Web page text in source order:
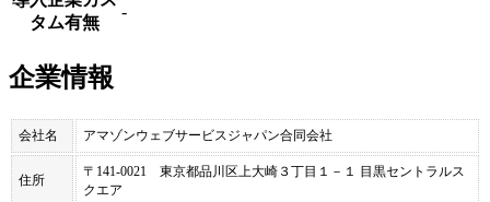
タム有無
-
企業情報
会社名 アマゾンウェブサービスジャパン合同会社
住所
〒141-0021 東京都品川区上大崎３丁目１－１ 目黒セントラルス
クエア